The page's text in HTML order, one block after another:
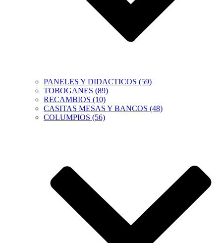
PANELES Y DIDACTICOS (59)
TOBOGANES (89)
RECAMBIOS (10)
CASITAS MESAS Y BANCOS (48)
COLUMPIOS (56)